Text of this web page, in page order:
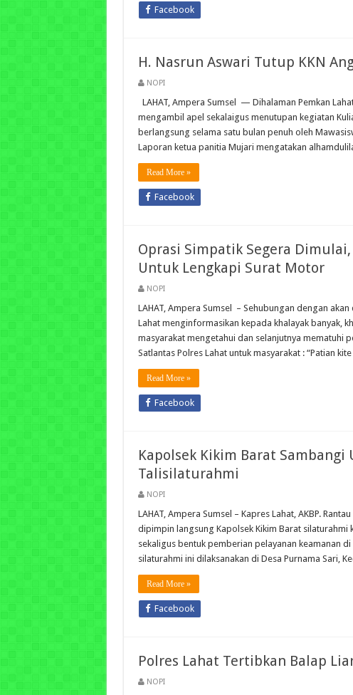
Facebook
H. Nasrun Aswari Tutup KKN
NOPI
LAHAT, Ampera Sumsel — Dihalaman Pemkan
mengambil apel sekalaigus menutupan kegiatan
berlangsung selama satu bulan penuh oleh
Laporan ketua panitia Mujari mengatakan
Read More »
Facebook
Oprasi Simpatik Segera
Untuk Lengkapi Surat Motor
NOPI
LAHAT, Ampera Sumsel – Sehubungan dengan
Lahat menginformasikan kepada khalayak banyak,
masyarakat mengetahui dan selanjutnya mematuhi
Satlantas Polres Lahat untuk masyarakat : “Patian
Read More »
Facebook
Kapolsek Kikim Barat Sambangi
Talisilaturahmi
NOPI
LAHAT, Ampera Sumsel – Kapres Lahat, AKBP.
dipimpin langsung Kapolsek Kikim Barat
sekaligus bentuk pemberian pelayanan keamanan
silaturahmi ini dilaksanakan di Desa Purnama Sari,
Read More »
Facebook
Polres Lahat Tertibkan Balap
NOPI